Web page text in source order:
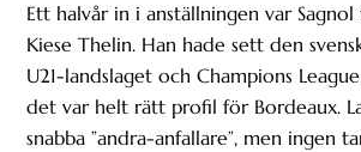
Ett halvår in i anställningen var Sagnol
Kiese Thelin. Han hade sett den
U21-landslaget och Champions
det var helt rätt profil för Bordeaux.
snabba ”andra-anfallare”, men ingen